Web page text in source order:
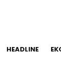
HEADLINE